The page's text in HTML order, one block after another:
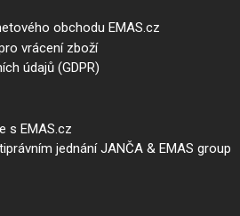
obchodu EMAS.cz
vrácení zboží
údajů (GDPR)
s EMAS.cz
jednání JANČA & EMAS group